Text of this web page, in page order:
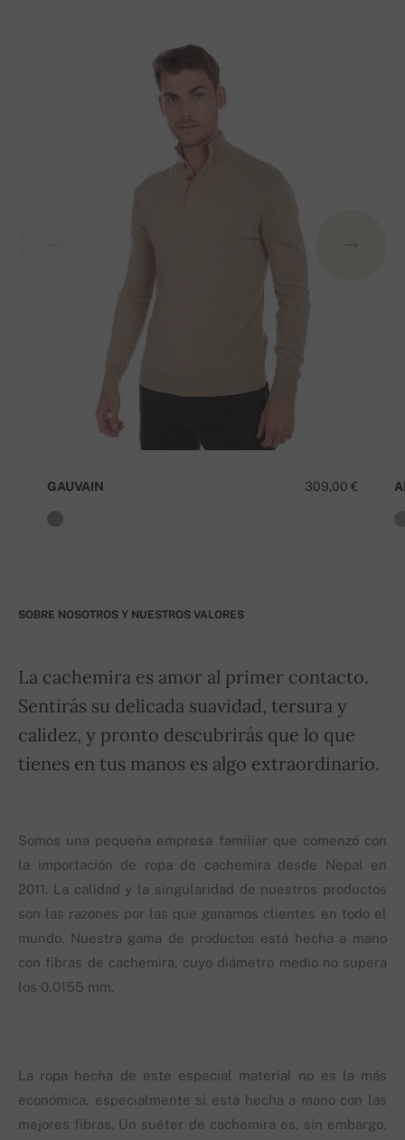
309,00 €
GAUVAIN
SOBRE NOSOTROS Y NUESTROS VALORES
La cachemira es amor al primer contacto.
Sentirás su delicada suavidad, tersura y
calidez, y pronto descubrirás que lo que
tienes en tus manos es algo extraordinario.
Somos una pequeña empresa familiar que comenzó con
la importación de ropa de cachemira desde Nepal en
2011. La calidad y la singularidad de nuestros productos
son las razones por las que ganamos clientes en todo el
mundo. Nuestra gama de productos está hecha a mano
con fibras de cachemira, cuyo diámetro medio no supera
los 0,0155 mm.
La ropa hecha de este especial material no es la más
económica, especialmente si está hecha a mano con las
mejores fibras. Un suéter de cachemira es, sin embargo,